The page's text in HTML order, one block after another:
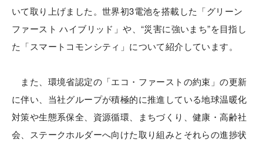
いて取り上げました。世界初3電池を搭載した「グリーン
ファースト ハイブリッド」や、“災害に強いまち”を目指し
た「スマートコモンシティ」について紹介しています。
また、環境省認定の「エコ・ファーストの約束」の更新
に伴い、当社グループが積極的に推進している地球温暖化
対策や生態系保全、資源循環、まちづくり、健康・高齢社
会、ステークホルダーへ向けた取り組みとそれらの進捗状